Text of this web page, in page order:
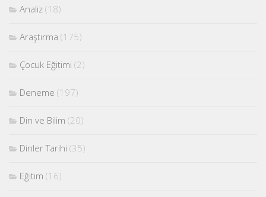
Analiz (18)
Araştırma (175)
Çocuk Eğitimi (2)
Deneme (197)
Din ve Bilim (20)
Dinler Tarihi (35)
Eğitim (16)